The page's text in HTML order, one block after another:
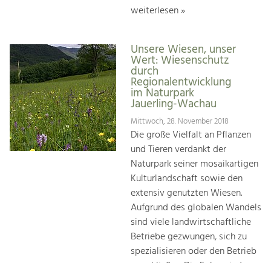
weiterlesen »
Unsere Wiesen, unser
Wert: Wiesenschutz
durch
Regionalentwicklung
im Naturpark
Jauerling-Wachau
Mittwoch, 28. November 2018
Die große Vielfalt an Pflanzen
und Tieren verdankt der
Naturpark seiner mosaikartigen
Kulturlandschaft sowie den
extensiv genutzten Wiesen.
Aufgrund des globalen Wandels
sind viele landwirtschaftliche
Betriebe gezwungen, sich zu
spezialisieren oder den Betrieb